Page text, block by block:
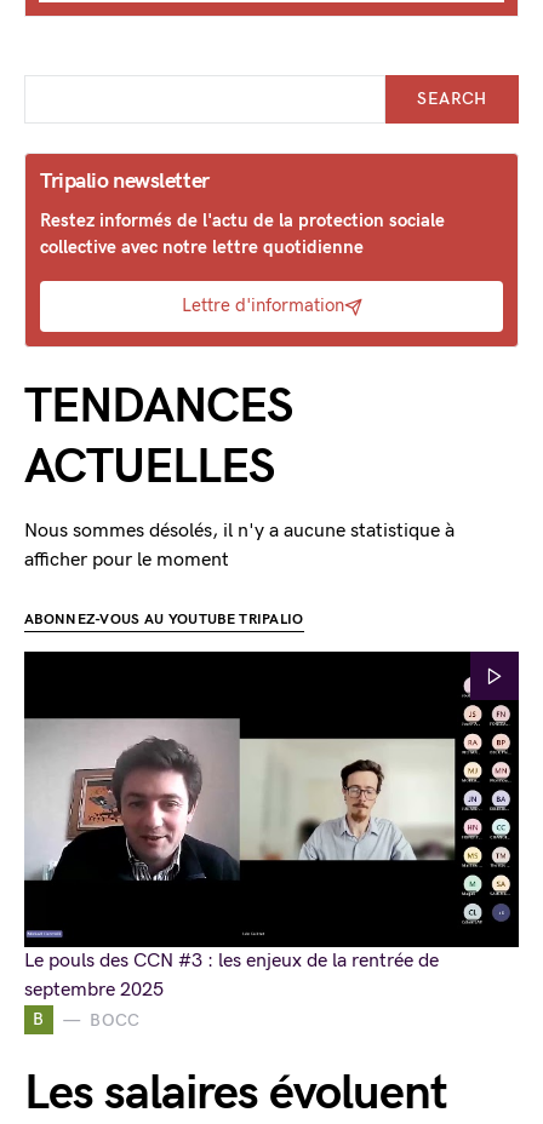
B BOCC
Les salaires évoluent
SEARCH
Tripalio newsletter
Restez informés de l'actu de la protection sociale
collective avec notre lettre quotidienne
Lettre d'information
TENDANCES
ACTUELLES
Nous sommes désolés, il n'y a aucune statistique à
afficher pour le moment
ABONNEZ-VOUS AU YOUTUBE TRIPALIO
Le pouls des CCN #3 : les enjeux de la rentrée de
septembre 2025